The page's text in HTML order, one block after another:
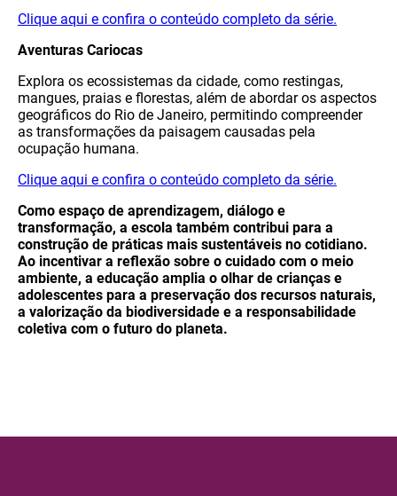
Clique aqui e confira o conteúdo completo da série.
Aventuras Cariocas
Explora os ecossistemas da cidade, como restingas,
mangues, praias e florestas, além de abordar os aspectos
geográficos do Rio de Janeiro, permitindo compreender
as transformações da paisagem causadas pela
ocupação humana.
Clique aqui e confira o conteúdo completo da série.
Como espaço de aprendizagem, diálogo e
transformação, a escola também contribui para a
construção de práticas mais sustentáveis no cotidiano.
Ao incentivar a reflexão sobre o cuidado com o meio
ambiente, a educação amplia o olhar de crianças e
adolescentes para a preservação dos recursos naturais,
a valorização da biodiversidade e a responsabilidade
coletiva com o futuro do planeta.